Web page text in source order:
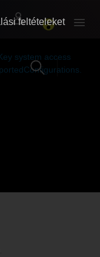
RÓLUNK
RÓLUNK
system access
feltételeket